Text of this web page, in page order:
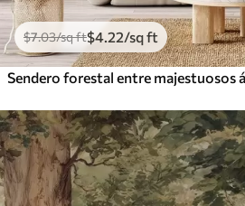
$7.03/sq ft$4 .22/sq ft